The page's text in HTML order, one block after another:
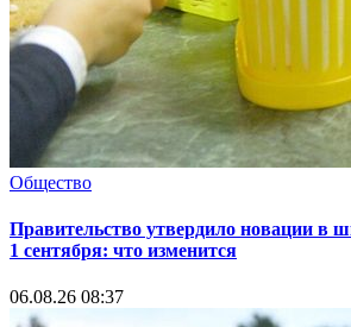
Общество
Правительство утвердило новации в
1 сентября: что изменится
06.08.26 08:37